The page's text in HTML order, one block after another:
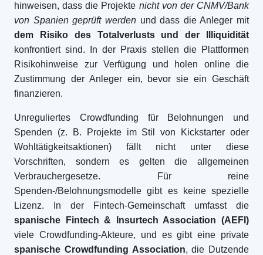
hinweisen, dass die Projekte nicht von der CNMV/Bank
von Spanien geprüft werdenund dass die Anleger mit
dem Risiko des Totalverlusts und der Illiquidität
konfrontiert sind. In der Praxis stellen die Plattformen
Risikohinweise zur Verfügung und holen online die
Zustimmung der Anleger ein, bevor sie ein Geschäft
finanzieren.
Unreguliertes Crowdfunding für Belohnungen und
Spenden (z. B. Projekte im Stil von Kickstarter oder
Wohltätigkeitsaktionen) fällt nicht unter diese
Vorschriften, sondern es gelten die allgemeinen
Verbrauchergesetze. Für reine
Spenden-/Belohnungsmodelle gibt es keine spezielle
Lizenz. In der Fintech-Gemeinschaft umfasst die
spanische Fintech & Insurtech Association (AEFI)
viele Crowdfunding-Akteure, und es gibt eine private
spanische Crowdfunding Association, die Dutzende